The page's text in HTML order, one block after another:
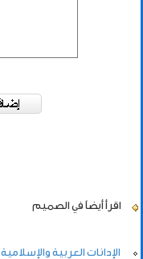
اقرأ أيضاً في الصميم
الإدانات العربية والإسلامية